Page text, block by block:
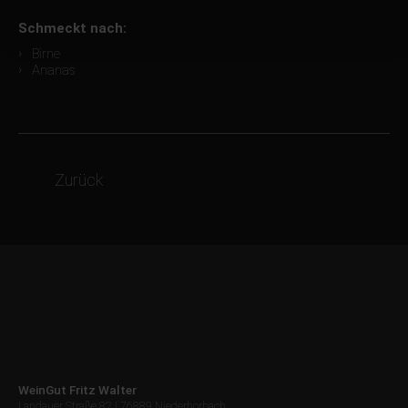
Schmeckt nach:
Birne
Ananas
Zurück
WeinGut Fritz Walter